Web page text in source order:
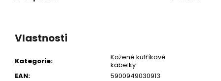
Vlastnosti
Kategorie:
Kožené kufříkové
kabelky
EAN:
5900949030913